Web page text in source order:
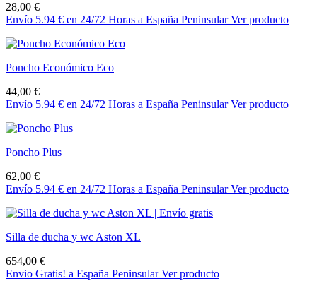
28,00 €
Envío 5.94 € en 24/72 Horas a España PeninsularVer producto
Poncho Económico Eco
44,00 €
Envío 5.94 € en 24/72 Horas a España PeninsularVer producto
Poncho Plus
62,00 €
Envío 5.94 € en 24/72 Horas a España PeninsularVer producto
Silla de ducha y wc Aston XL
654,00 €
Envio Gratis! a España PeninsularVer producto